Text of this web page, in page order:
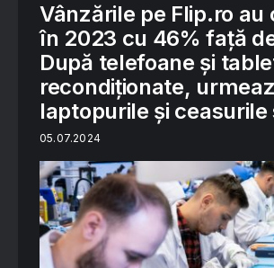
Vânzările pe Flip.ro au
în 2023 cu 46% față
După telefoane și
recondiționate,
laptopurile și
05.07.2024